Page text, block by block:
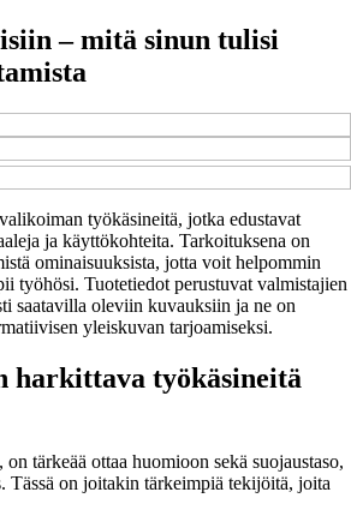
– mitä sinun tulisi
työkäsineitä, jotka edustavat
ja käyttökohteita. Tarkoituksena on
ominaisuuksista, jotta voit helpommin
työhösi. Tuotetiedot perustuvat valmistajien
saatavilla oleviin kuvauksiin ja ne on
yleiskuvan tarjoamiseksi.
harkittava työkäsineitä
tärkeää ottaa huomioon sekä suojaustaso,
Tässä on joitakin tärkeimpiä tekijöitä, joita